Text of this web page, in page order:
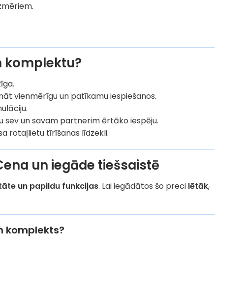
komplektu?
vienmērīgu un patīkamu iespiešanos.
sev un savam partnerim ērtāko iespēju.
rotaļlietu tīrīšanas līdzekli.
un iegāde tiešsaistē
un papildu funkcijas. Lai iegādātos šo preci lētāk,
komplekts?